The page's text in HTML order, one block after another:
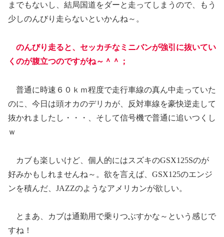
までもないし、結局国道をダーと走ってしまうので、もう
少しのんびり走らないといかんね～。
のんびり走ると、セッカチなミニバンが強引に抜いてい
くのが腹立つのですがね～＾＾；
普通に時速６０ｋｍ程度で走行車線の真ん中走っていた
のに、今日は頭オカのデリカが、反対車線を豪快逆走して
抜かれましたし・・・、そして信号機で普通に追いつくし
ｗ
カブも楽しいけど、個人的にはスズキのGSX125Sのが
好みかもしれませんね～。欲を言えば、GSX125のエンジ
ンを積んだ、JAZZのようなアメリカンが欲しい。
とまあ、カブは通勤用で乗りつぶすかな～という感じで
すね！